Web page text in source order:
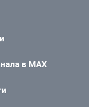
в MAX